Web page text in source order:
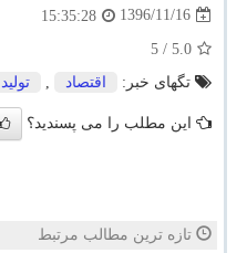
1396/11/16
15:35:28
5.0
/ 5
تگهای خبر:
اقتصاد , تولید
این مطلب را می پسندید؟
تازه ترین مطالب مرتبط